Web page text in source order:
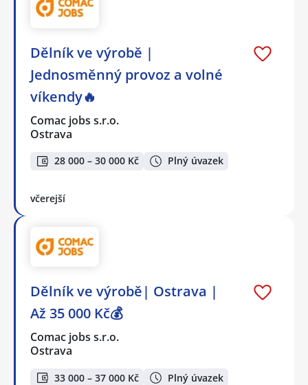
Dělník ve výrobě |
Jednosměnný provoz a volné
víkendy🔥
Comac jobs s.r.o.
Ostrava
28 000 – 30 000 Kč Plný úvazek
včerejší
Dělník ve výrobě| Ostrava |
Až 35 000 Kč💰
Comac jobs s.r.o.
Ostrava
33 000 – 37 000 Kč Plný úvazek